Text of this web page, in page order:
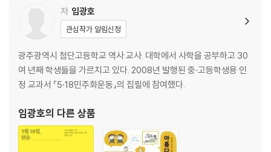
10장. 아픔의 연대를 향해
한 걸음 더 나아가기-불의와 정의가 충돌할 때
5·18 민주화 운동 연표
저 임광호
관심작가 알림신청
광주광역시 첨단고등학교 역사 교사. 대학에서 사학을 공부하고 30
여 년째 학생들을 가르치고 있다. 2008년 발행된 중·고등학생용 인
정 교과서 『5·18민주화운동』의 집필에 참여했다.
임광호의 다른 상품